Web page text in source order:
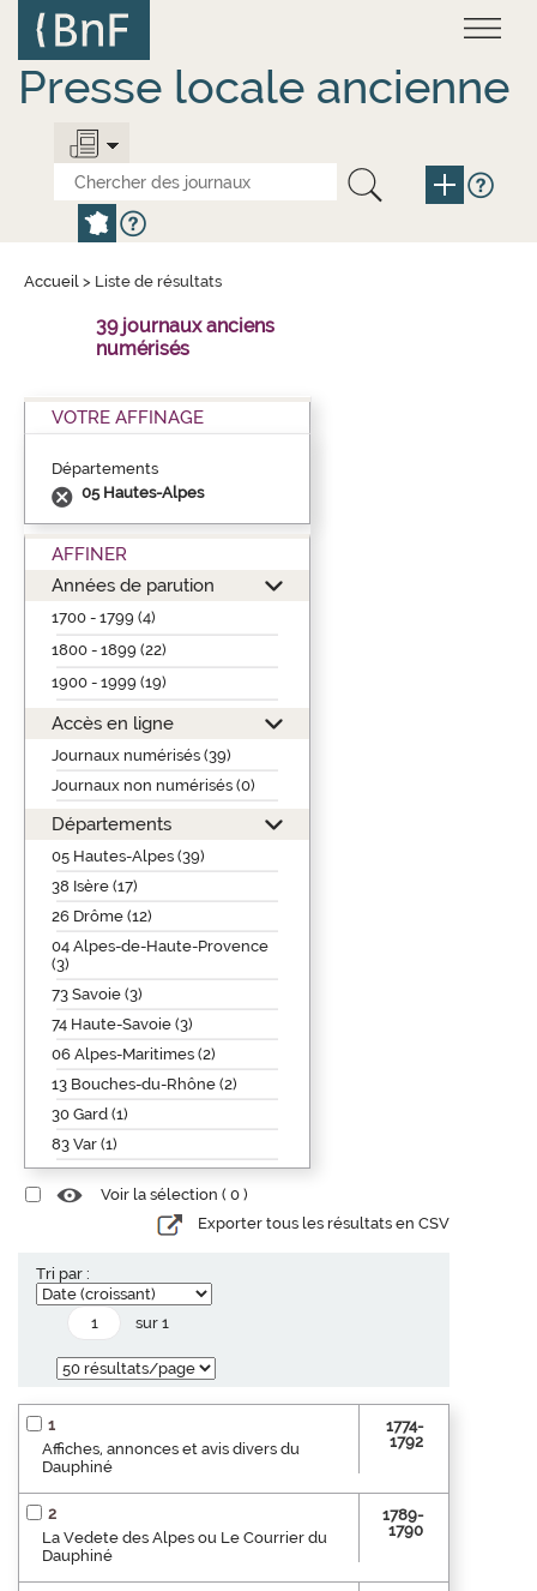
contenu
principal
Presse locale ancienne
Accueil > Liste de résultats
39 journaux anciens
numérisés
VOTRE AFFINAGE
Départements
05 Hautes-Alpes
AFFINER
Années de parution
1700 - 1799 (4)
1800 - 1899 (22)
1900 - 1999 (19)
Accès en ligne
Journaux numérisés (39)
Journaux non numérisés (0)
Départements
05 Hautes-Alpes (39)
38 Isère (17)
26 Drôme (12)
04 Alpes-de-Haute-Provence
(3)
73 Savoie (3)
74 Haute-Savoie (3)
06 Alpes-Maritimes (2)
13 Bouches-du-Rhône (2)
30 Gard (1)
83 Var (1)
Voir la sélection ( 0 )
Exporter tous les résultats en CSV
Tri par :
sur 1
1
Affiches, annonces et avis divers du
Dauphiné
1774-
1792
2
La Vedete des Alpes ou Le Courrier du
Dauphiné
1789-
1790
Panneau de gestion des cookies